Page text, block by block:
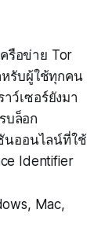
รือข่าย Tor
หรับผู้ใช้ทุกคน
ว์เซอร์ยังมา
บล็อก
นออนไลน์ที่ใช้
Identifier
Mac,